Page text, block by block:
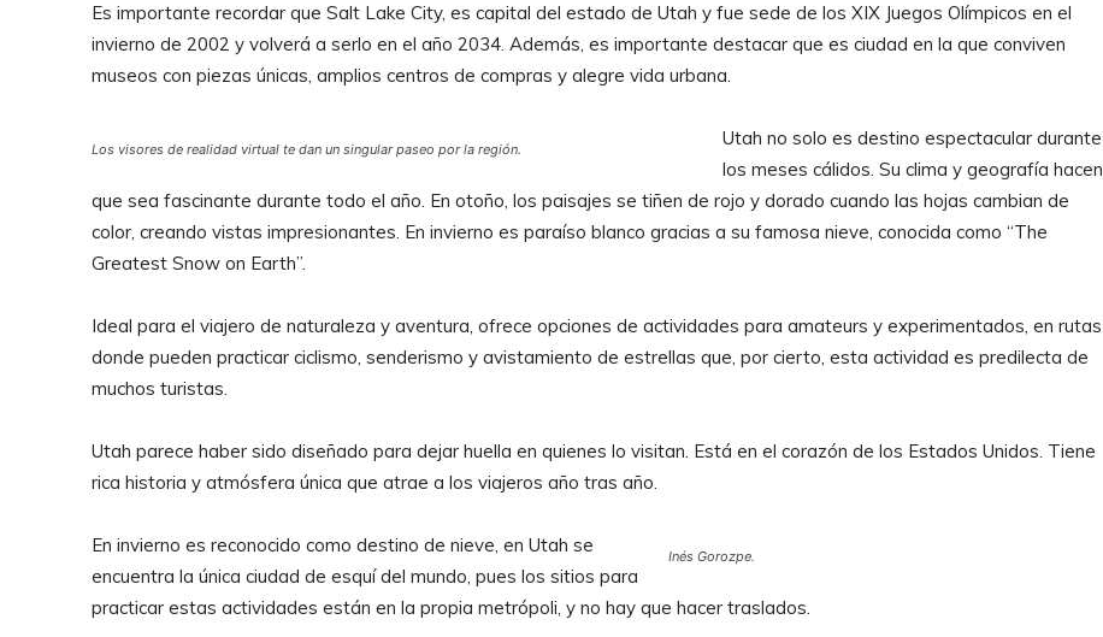
Es importante recordar que Salt Lake City, es capital del estado de Utah y fue sede de los XIX Juegos Olímpicos en el
invierno de 2002 y volverá a serlo en el año 2034. Además, es importante destacar que es ciudad en la que conviven
museos con piezas únicas, amplios centros de compras y alegre vida urbana.
Los visores de realidad virtual te dan un singular paseo por la región.
Utah no solo es destino espectacular durante
los meses cálidos. Su clima y geografía hacen
que sea fascinante durante todo el año. En otoño, los paisajes se tiñen de rojo y dorado cuando las hojas cambian de
color, creando vistas impresionantes. En invierno es paraíso blanco gracias a su famosa nieve, conocida como “The
Greatest Snow on Earth”.
Ideal para el viajero de naturaleza y aventura, ofrece opciones de actividades para amateurs y experimentados, en rutas
donde pueden practicar ciclismo, senderismo y avistamiento de estrellas que, por cierto, esta actividad es predilecta de
muchos turistas.
Utah parece haber sido diseñado para dejar huella en quienes lo visitan. Está en el corazón de los Estados Unidos. Tiene
rica historia y atmósfera única que atrae a los viajeros año tras año.
Inés Gorozpe.
En invierno es reconocido como destino de nieve, en Utah se
encuentra la única ciudad de esquí del mundo, pues los sitios para
practicar estas actividades están en la propia metrópoli, y no hay que hacer traslados.